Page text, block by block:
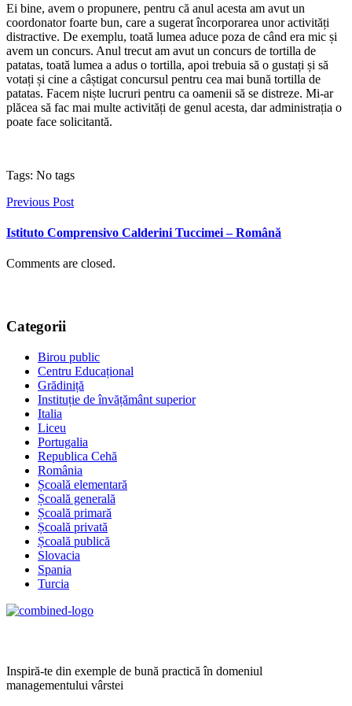
Ei bine, avem o propunere, pentru că anul acesta am avut un
coordonator foarte bun, care a sugerat încorporarea unor activități
distractive. De exemplu, toată lumea aduce poza de când era mic și
avem un concurs. Anul trecut am avut un concurs de tortilla de
patatas, toată lumea a adus o tortilla, apoi trebuia să o gustați și să
votați și cine a câștigat concursul pentru cea mai bună tortilla de
patatas. Facem niște lucruri pentru ca oamenii să se distreze. Mi-ar
plăcea să fac mai multe activități de genul acesta, dar administrația o
poate face solicitantă.
Tags: No tags
Previous Post
Istituto Comprensivo Calderini Tuccimei – Română
Comments are closed.
Categorii
Birou public
Centru Educațional
Grădiniță
Instituție de învățământ superior
Italia
Liceu
Portugalia
Republica Cehă
România
Școală elementară
Școală generală
Școală primară
Școală privată
Școală publică
Slovacia
Spania
Turcia
Inspiră-te din exemple de bună practică în domeniul
managementului vârstei